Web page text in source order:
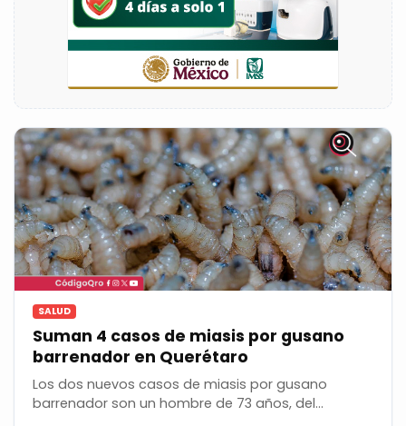
SALUD
Suman 4 casos de miasis por gusano
barrenador en Querétaro
Los dos nuevos casos de miasis por gusano
barrenador son un hombre de 73 años, del